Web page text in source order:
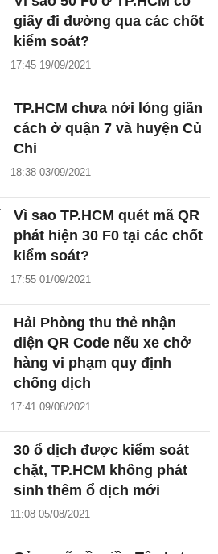
giấy đi đường qua các chốt
kiểm soát?
17:45 19/09/2021
TP.HCM chưa nới lỏng giãn
cách ở quận 7 và huyện Củ
Chi
18:38 03/09/2021
Vì sao TP.HCM quét mã QR
phát hiện 30 F0 tại các chốt
kiểm soát?
17:55 01/09/2021
Hải Phòng thu thẻ nhận
diện QR Code nếu xe chở
hàng vi phạm quy định
chống dịch
17:41 09/08/2021
30 ổ dịch được kiểm soát
chặt, TP.HCM không phát
sinh thêm ổ dịch mới
11:08 05/08/2021